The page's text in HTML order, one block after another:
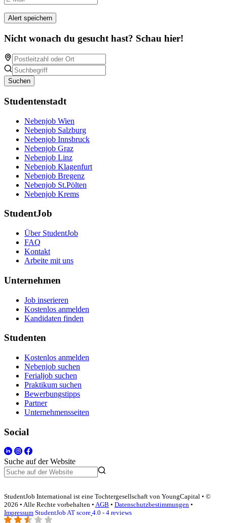
Alert speichern
Nicht wonach du gesucht hast? Schau hier!
Suchen
Studentenstadt
Nebenjob Wien
Nebenjob Salzburg
Nebenjob Innsbruck
Nebenjob Graz
Nebenjob Linz
Nebenjob Klagenfurt
Nebenjob Bregenz
Nebenjob St.Pölten
Nebenjob Krems
StudentJob
Über StudentJob
FAQ
Kontakt
Arbeite mit uns
Unternehmen
Job inserieren
Kostenlos anmelden
Kandidaten finden
Studenten
Kostenlos anmelden
Nebenjob suchen
Ferialjob suchen
Praktikum suchen
Bewerbungstipps
Partner
Unternehmensseiten
Social
Suche auf der Website
StudentJob International ist eine Tochtergesellschaft von YoungCapital • ©
2026 • Alle Rechte vorbehalten • AGB • Datenschutzbestimmungen •
Impressum StudentJob AT score 4.0 - 4 reviews